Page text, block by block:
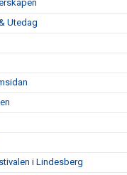
Utedag
i Lindesberg